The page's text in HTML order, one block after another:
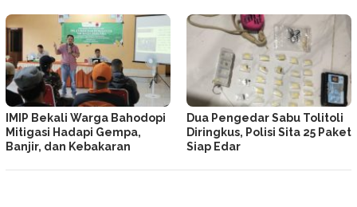
IMIP Bekali Warga Bahodopi
Mitigasi Hadapi Gempa,
Banjir, dan Kebakaran
Dua Pengedar Sabu Tolitoli
Diringkus, Polisi Sita 25 Paket
Siap Edar